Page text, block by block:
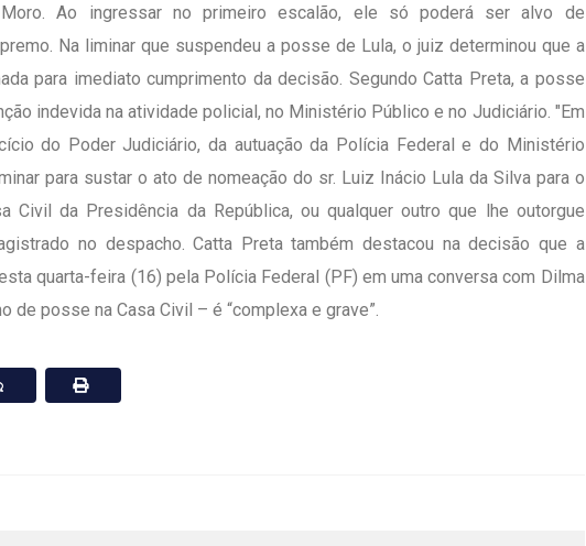
Ao ingressar no primeiro escalão, ele só poderá ser alvo de
Na liminar que suspendeu a posse de Lula, o juiz determinou que a
para imediato cumprimento da decisão. Segundo Catta Preta, a posse
indevida na atividade policial, no Ministério Público e no Judiciário. "Em
do Poder Judiciário, da autuação da Polícia Federal e do Ministério
para sustar o ato de nomeação do sr. Luiz Inácio Lula da Silva para o
Civil da Presidência da República, ou qualquer outro que lhe outorgue
no despacho. Catta Preta também destacou na decisão que a
quarta-feira (16) pela Polícia Federal (PF) em uma conversa com Dilma
de posse na Casa Civil – é “complexa e grave”.
09 JAN 2018